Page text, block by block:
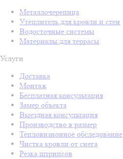
Металлочерепица
Утеплитель для кровли и стен
Водосточные системы
Материалы для террасы
Услуги
Доставка
Монтаж
Бесплатная консультация
Замер объекта
Выездная консультация
Производство в размер
Тепловизионное обследование
Чистка кровли от снега
Резка штрипсов